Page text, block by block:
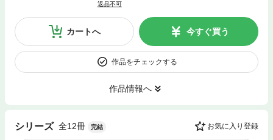
返品不可
カートへ 今すぐ買う
作品をチェックする
作品情報へ
シリーズ 全12冊 完結 お気に入り登録